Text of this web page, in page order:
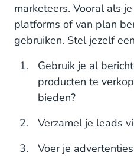
marketeers. Vooral als
platforms of van plan
gebruiken. Stel jezelf
Gebruik je al
producten te
bieden?
Verzamel je leads
Voer je